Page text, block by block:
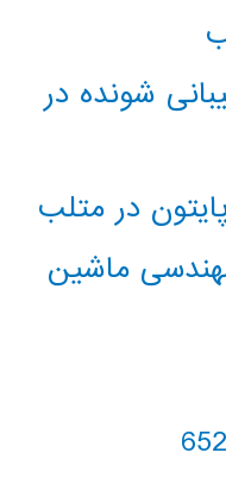
شونده در
در متلب
ماشین